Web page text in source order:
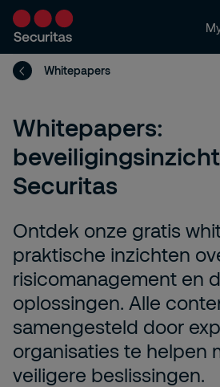
Whitepapers
Whitepapers:
Securitas
Ontdek onze gratis
praktische inzichten
risicomanagement en
oplossingen. Alle
samengesteld door
organisaties te helpen
veiligere beslissingen.